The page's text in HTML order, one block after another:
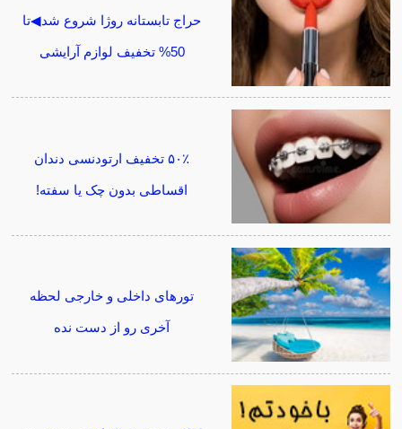
حراج تابستانه روژا شروع شد◀تا
50% تخفیف لوازم آرایشی
۵۰٪ تخفیف ارتودنسی دندان
اقساطی بدون چک یا سفته!
تورهای داخلی و خارجی لحظه
آخری رو از دست نده